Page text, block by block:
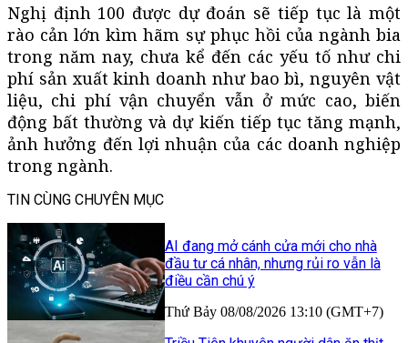
Nghị định 100 được dự đoán sẽ tiếp tục là một
rào cản lớn kìm hãm sự phục hồi của ngành bia
trong năm nay, chưa kể đến các yếu tố như chi
phí sản xuất kinh doanh như bao bì, nguyên vật
liệu, chi phí vận chuyển vẫn ở mức cao, biến
động bất thường và dự kiến tiếp tục tăng mạnh,
ảnh hưởng đến lợi nhuận của các doanh nghiệp
trong ngành.
TIN CÙNG CHUYÊN MỤC
AI đang mở cánh cửa mới cho nhà
đầu tư cá nhân, nhưng rủi ro vẫn là
điều cần chú ý
Thứ Bảy 08/08/2026 13:10 (GMT+7)